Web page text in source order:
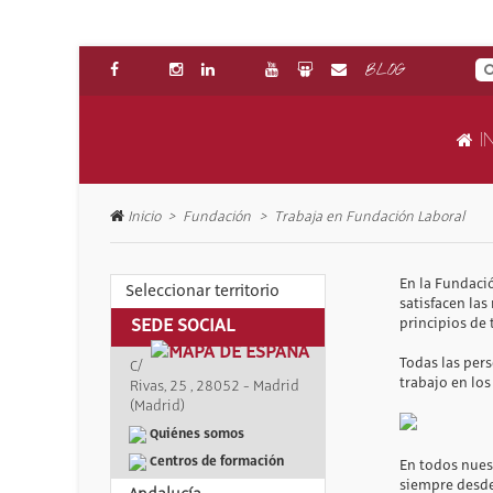
BLOG
Inicio Fundación Trabaja en Fundación Laboral
Seleccionar territorio
SEDE SOCIAL
C/
Rivas, 25 , 28052 - Madrid
(Madrid)
Quiénes somos
Centros de formación
En la
satisfacen
principios de
Todas las
trabajo en
En todos
siempre